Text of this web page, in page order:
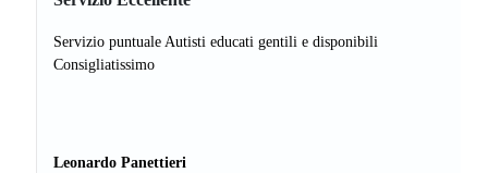
Servizio puntuale Autisti educati gentili e disponibili
Consigliatissimo
Leonardo Panettieri